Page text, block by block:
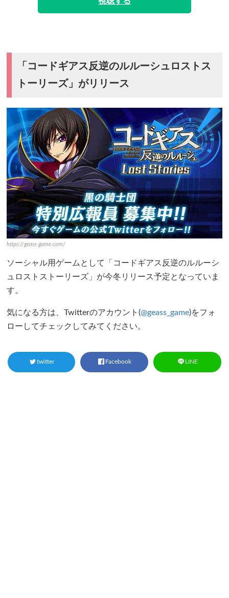
「コードギアス反逆のルルーシュロストス
トーリーズ」がリリース
https://geass-game.com/
ソーシャル用ゲームとして「コードギアス反逆のルルーシ
ュロストストーリーズ」が今冬リリース予定となっていま
す。
気になる方は、Twitterのアカウント(@geass_game)をフォ
ローしてチェックしてみてください。
twitter Facebook LINE